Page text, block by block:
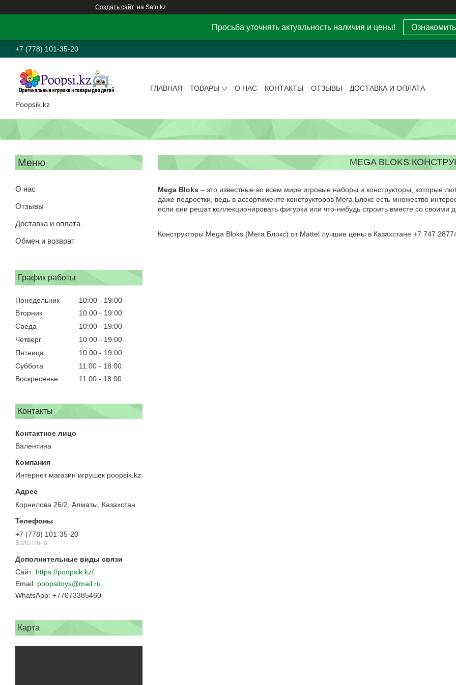
Создать сайт на Satu.kz
Просьба уточнять актуальность наличия и цены!
+7 (778) 101-35-20
Poopsik.kz
ГЛАВНАЯ ТОВАРЫ О НАС КОНТАКТЫ ОТЗЫВЫ ДОСТАВКА И ОПЛАТА
О нас
Отзывы
Доставка и оплата
Обмен и возврат
График работы
Понедельник 10:00
19:00
Вторник
10:00
19:00
Среда
10:00
19:00
Четверг
10:00
19:00
Пятница
10:00
19:00
Суббота
11:00
18:00
Воскресенье
11:00 18:00
Контакты
Валентина
Интернет магазин игрушек poopsik.kz
Корнилова 26/2, Алматы, Казахстан
+7 (778) 101-35-20
Валентина
https://poopsik.kz/
poopsitoys@mail.ru
+77073385460
Карта
MEGA BLOKS
Mega Bloks – это известные во всем мире игровые наборы и конструкторы, которые
даже подростки, ведь в ассортименте конструкторов Мега Блокс есть множество
если они решат коллекционировать фигурки или что-нибудь строить вместе со своими
Конструкторы Mega Bloks (Мега Блокс) от Mattel лучшие цены в Казахстане +7 747